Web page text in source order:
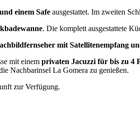
einem Safe ausgestattet. Im zweiten
. Die komplett ausgestattete
mit Satellitenempfang
mit einem privaten Jacuzzi für bis zu 4
Nachbarinsel La Gomera zu genießen.
zur Verfügung.